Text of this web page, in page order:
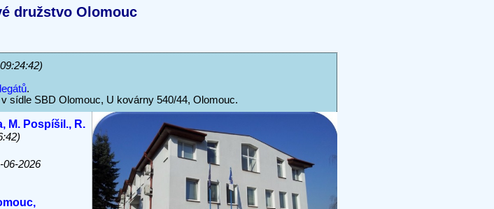
družstvo Olomouc
.
sídle SBD Olomouc, U kovárny 540/44, Olomouc.
M. Pospíšil., R.
06-2026